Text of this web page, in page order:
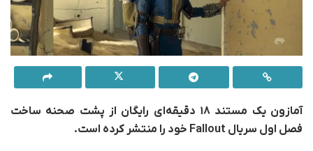
آمازون یک مستند ۱۸ دقیقه‌ای رایگان از پشت صحنه ساخت
فصل اول سریال Fallout خود را منتشر کرده است.